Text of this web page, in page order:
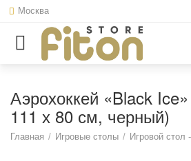
Москва
Аэрохоккей «Black
111 х 80 см, черный)
Главная / Игровые столы / Игровой стол